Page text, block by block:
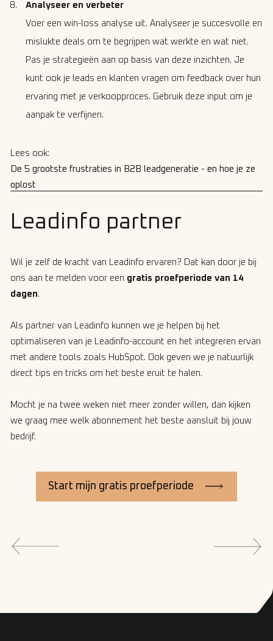
Analyseer en verbeter
Voer een win-loss analyse uit. Analyseer je succesvolle en
mislukte deals om te begrijpen wat werkte en wat niet.
Pas je strategieën aan op basis van deze inzichten. Je
kunt ook je leads en klanten vragen om feedback over hun
ervaring met je verkoopproces. Gebruik deze input om je
aanpak te verfijnen.
Lees ook:
De 5 grootste frustraties in B2B leadgeneratie - en hoe je ze
oplost
Leadinfo partner
Wil je zelf de kracht van Leadinfo ervaren? Dat kan door je bij
ons aan te melden voor een gratis proefperiode van 14
dagen.
Als partner van Leadinfo kunnen we je helpen bij het
optimaliseren van je Leadinfo-account en het integreren ervan
met andere tools zoals HubSpot. Ook geven we je natuurlijk
direct tips en tricks om het beste eruit te halen.
Mocht je na twee weken niet meer zonder willen, dan kijken
we graag mee welk abonnement het beste aansluit bij jouw
bedrijf.
Start mijn gratis proefperiode